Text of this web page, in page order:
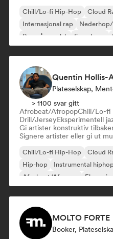
Chill/Lo-fi Hip-Hop Cloud
Internasjonal rap
Rap på engelsk
Fransk rap
Quentin Hollis-
Plateselskap,
> 1100 svar gitt
Afrobeat/AfropopChill/Lo-fi
Drill/JerseyEksperimentell
Gi artister konstruktiv
Signere artister eller gi ut
Chill/Lo-fi Hip-Hop Cloud
Hip-hop
Instrumental hiphop
Afrobeat/Afropop
MOLTO FORTE